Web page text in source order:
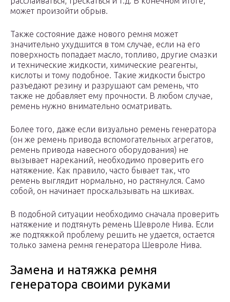
может произойти обрыв.
Также состояние даже нового ремня может
значительно ухудшится в том случае, если на его
поверхность попадает масло, топливо, другие смазки
и технические жидкости, химические реагенты,
кислоты и тому подобное. Такие жидкости быстро
разъедают резину и разрушают сам ремень, что
также не добавляет ему прочности. В любом случае,
ремень нужно внимательно осматривать.
Более того, даже если визуально ремень генератора
(он же ремень привода вспомогательных агрегатов,
ремень привода навесного оборудования) не
вызывает нареканий, необходимо проверить его
натяжение. Как правило, часто бывает так, что
ремень выглядит нормально, но растянулся. Само
собой, он начинает проскальзывать на шкивах.
В подобной ситуации необходимо сначала проверить
натяжение и подтянуть ремень Шевроле Нива. Если
же подтяжкой проблему решить не удается, остается
только замена ремня генератора Шевроле Нива.
Замена и натяжка ремня
генератора своими руками